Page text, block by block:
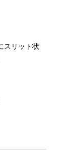
スリット状